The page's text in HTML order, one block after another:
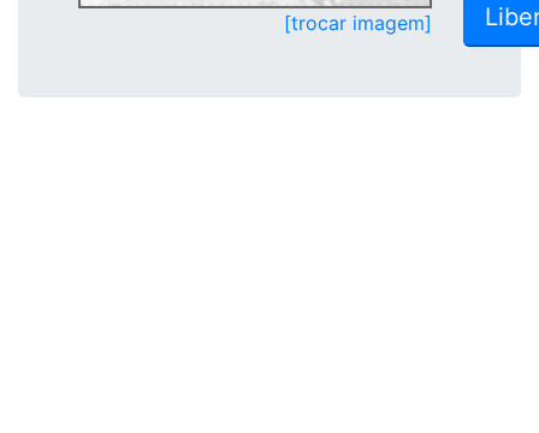
[trocar imagem]